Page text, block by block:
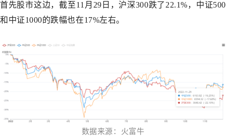
首先股市这边，截至11月29日，沪深300跌了22.1%，中证500
和中证1000的跌幅也在17%左右。
数据来源：火富牛